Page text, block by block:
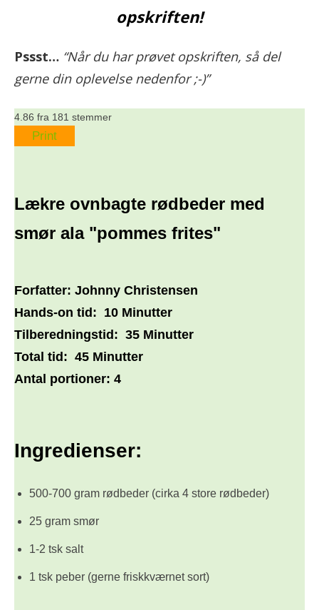
opskriften!
Pssst… “Når du har prøvet opskriften, så del
gerne din oplevelse nedenfor ;-)”
4.86 fra 181 stemmer
Print
Lækre ovnbagte rødbeder med
smør ala "pommes frites"
Forfatter: Johnny Christensen
Hands-on tid: 10 Minutter
Tilberedningstid: 35 Minutter
Total tid: 45 Minutter
Antal portioner: 4
Ingredienser:
500-700 gram rødbeder (cirka 4 store rødbeder)
25 gram smør
1-2 tsk salt
1 tsk peber (gerne friskkværnet sort)